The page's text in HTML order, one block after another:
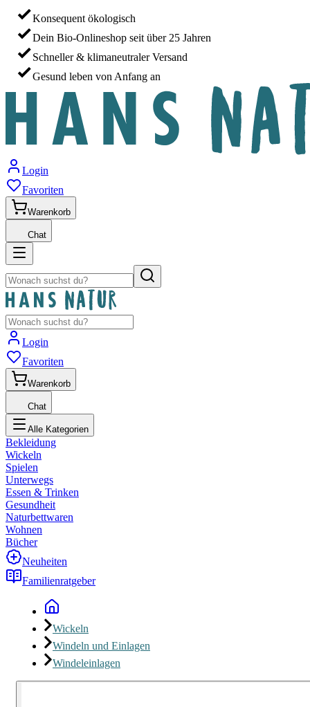
Konsequent ökologisch
Dein Bio-Onlineshop seit über 25 Jahren
Schneller & klimaneutraler Versand
Gesund leben von Anfang an
Login
Favoriten
Warenkorb
Chat
Login
Favoriten
Warenkorb
Chat
Alle Kategorien
Bekleidung
Wickeln
Spielen
Unterwegs
Essen & Trinken
Gesundheit
Naturbettwaren
Wohnen
Bücher
Neuheiten
Familienratgeber
Wickeln
Windeln und Einlagen
Windeleinlagen